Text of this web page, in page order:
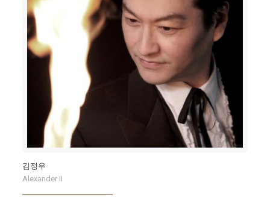
김정우
Alexander II